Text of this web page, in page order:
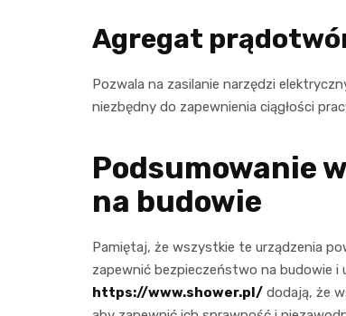
Agregat
Pozwala na zasilanie narzędzi
niezbędny do zapewnienia ciągłości
Podsumowanie
na budowie
Pamiętaj, że wszystkie te urządzenia
zapewnić bezpieczeństwo na budowie
https://www.shower.pl/ dodają, że